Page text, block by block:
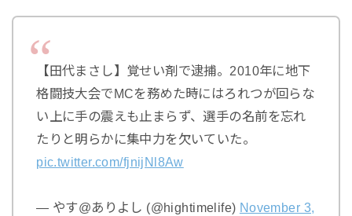
【田代まさし】覚せい剤で逮捕。2010年に地下
格闘技大会でMCを務めた時にはろれつが回らな
い上に手の震えも止まらず、選手の名前を忘れ
たりと明らかに集中力を欠いていた。
pic.twitter.com/fjnijNl8Aw
— やす@ありよし (@hightimelife) November 3,